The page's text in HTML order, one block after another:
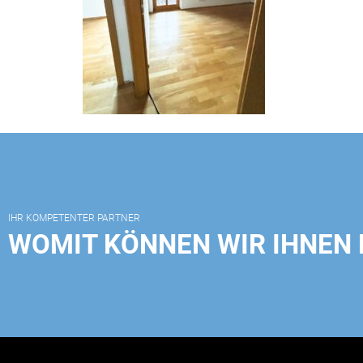
IHR KOMPETENTER PARTNER
WOMIT KÖNNEN WIR IHNEN